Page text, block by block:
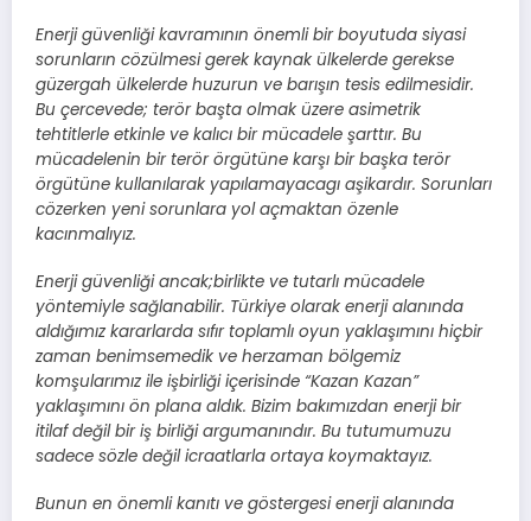
Enerji güvenliği kavramının önemli bir boyutuda siyasi
sorunların cözülmesi gerek kaynak ülkelerde gerekse
güzergah ülkelerde huzurun ve barışın tesis edilmesidir.
Bu çercevede; terör başta olmak üzere asimetrik
tehtitlerle etkinle ve kalıcı bir mücadele şarttır. Bu
mücadelenin bir terör örgütüne karşı bir başka terör
örgütüne kullanılarak yapılamayacagı aşikardır. Sorunları
cözerken yeni sorunlara yol açmaktan özenle
kacınmalıyız.
Enerji güvenliği ancak;birlikte ve tutarlı mücadele
yöntemiyle sağlanabilir. Türkiye olarak enerji alanında
aldığımız kararlarda sıfır toplamlı oyun yaklaşımını hiçbir
zaman benimsemedik ve herzaman bölgemiz
komşularımız ile işbirliği içerisinde “Kazan Kazan”
yaklaşımını ön plana aldık. Bizim bakımızdan enerji bir
itilaf değil bir iş birliği argumanındır. Bu tutumumuzu
sadece sözle değil icraatlarla ortaya koymaktayız.
Bunun en önemli kanıtı ve göstergesi enerji alanında